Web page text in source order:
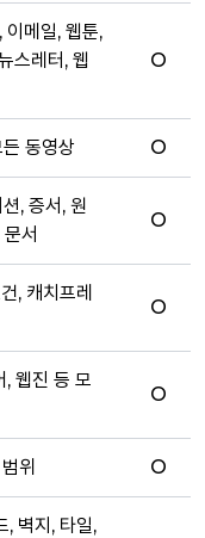
이메일, 웹툰,
스레터, 웹
O
동영상 O
, 증서, 원
서
O
, 캐치프레
O
, 웹진 등 모
O
위 O
, 벽지, 타일,